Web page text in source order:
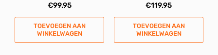
€99.95
TOEVOEGEN AAN
WINKELWAGEN
€119.95
TOEVOEGEN AAN
WINKELWAGEN